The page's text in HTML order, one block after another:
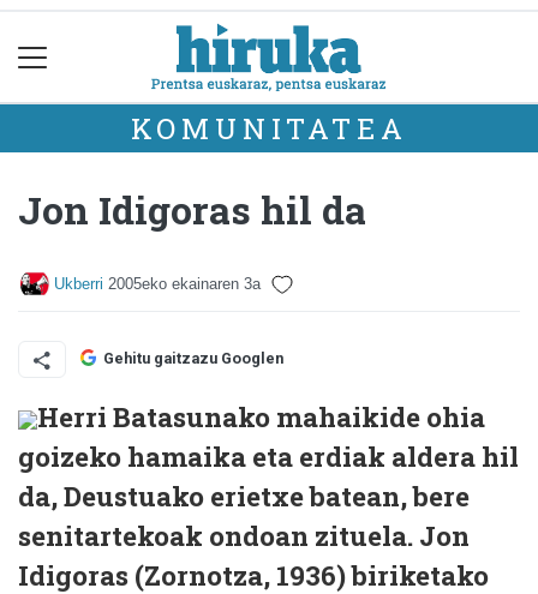
KOMUNITATEA
Jon Idigoras hil da
Ukberri 2005eko ekainaren 3a
Gehitu gaitzazu Googlen
Herri Batasunako mahaikide ohia
goizeko hamaika eta erdiak aldera hil
da, Deustuako erietxe batean, bere
senitartekoak ondoan zituela. Jon
Idigoras (Zornotza, 1936) biriketako